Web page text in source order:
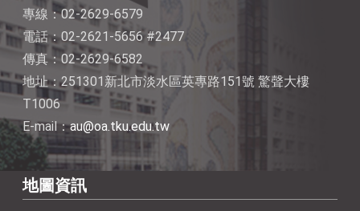
專線：02-2629-6579
電話：02-2621-5656 #2477
傳真：02-2629-6582
地址：251301新北市淡水區英專路151號 驚聲大樓
T1006
E-mail：au@oa.tku.edu.tw
地圖資訊